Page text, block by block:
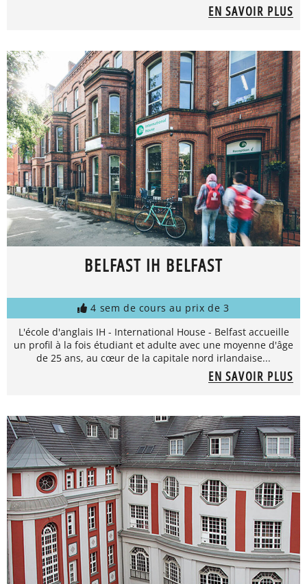
EN SAVOIR PLUS
BELFAST IH BELFAST
4 sem de cours au prix de 3
L'école d'anglais IH - International House - Belfast accueille
un profil à la fois étudiant et adulte avec une moyenne d'âge
de 25 ans, au cœur de la capitale nord irlandaise...
EN SAVOIR PLUS